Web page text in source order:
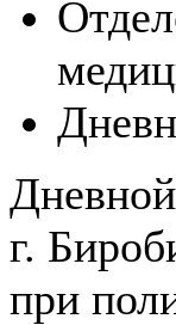
г.
при